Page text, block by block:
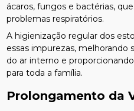
ácaros, fungos e bactérias,
problemas respiratórios.
A higienização regular dos
essas impurezas,
do ar interno e
para toda a família.
Prolongamento da